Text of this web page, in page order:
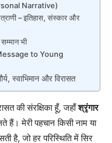
Narrative)
– इतिहास, संस्कार और
सम्मान भी
to Young
स्वाभिमान और विरासत
की संरक्षिका हूँ, जहाँश्रृंगार
मेरी पहचान किसी नाम या
है, जो हर परिस्थिति में सिर